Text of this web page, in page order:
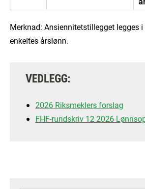
Merknad: Ansiennitetstillegget legges
enkeltes årslønn.
VEDLEGG:
2026 Riksmeklers forslag
FHF-rundskriv 12 2026